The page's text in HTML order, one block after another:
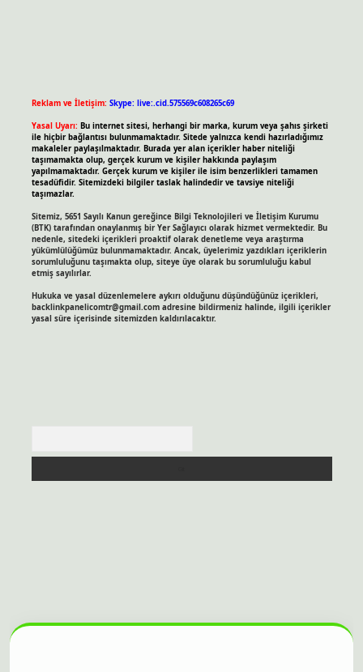
Reklam ve İletişim: Skype: live:.cid.575569c608265c69
Yasal Uyarı: Bu internet sitesi, herhangi bir marka, kurum veya şahıs şirketi
ile hiçbir bağlantısı bulunmamaktadır. Sitede yalnızca kendi hazırladığımız
makaleler paylaşılmaktadır. Burada yer alan içerikler haber niteliği
taşımamakta olup, gerçek kurum ve kişiler hakkında paylaşım
yapılmamaktadır. Gerçek kurum ve kişiler ile isim benzerlikleri tamamen
tesadüfidir. Sitemizdeki bilgiler taslak halindedir ve tavsiye niteliği
taşımazlar.
Sitemiz, 5651 Sayılı Kanun gereğince Bilgi Teknolojileri ve İletişim Kurumu
(BTK) tarafından onaylanmış bir Yer Sağlayıcı olarak hizmet vermektedir. Bu
nedenle, sitedeki içerikleri proaktif olarak denetleme veya araştırma
yükümlülüğümüz bulunmamaktadır. Ancak, üyelerimiz yazdıkları içeriklerin
sorumluluğunu taşımakta olup, siteye üye olarak bu sorumluluğu kabul
etmiş sayılırlar.
Hukuka ve yasal düzenlemelere aykırı olduğunu düşündüğünüz içerikleri,
backlinkpanelicomtr@gmail.comadresine bildirmeniz halinde, ilgili içerikler
yasal süre içerisinde sitemizden kaldırılacaktır.